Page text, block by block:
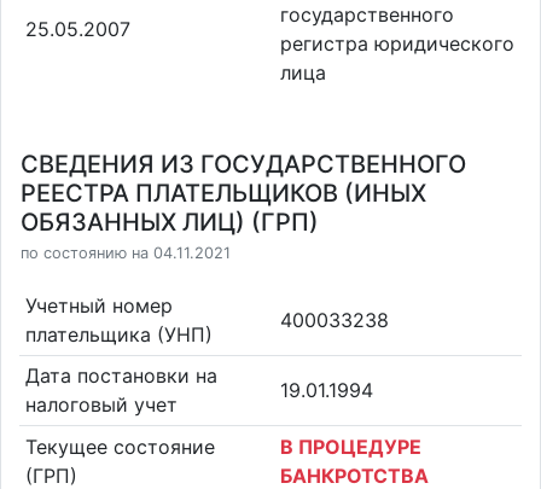
25.05.2007
государственного
регистра юридического
лица
СВЕДЕНИЯ ИЗ ГОСУДАРСТВЕННОГО
РЕЕСТРА ПЛАТЕЛЬЩИКОВ (ИНЫХ
ОБЯЗАННЫХ ЛИЦ) (ГРП)
по состоянию на 04.11.2021
Учетный номер
плательщика (УНП)
400033238
Дата постановки на
налоговый учет
19.01.1994
Текущее состояние
(ГРП)
В ПРОЦЕДУРЕ
БАНКРОТСТВА